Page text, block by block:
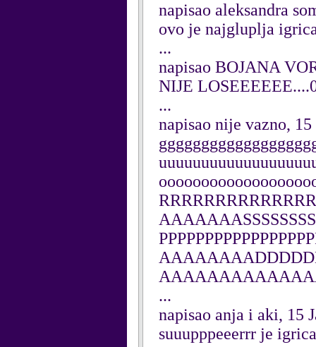
napisao aleksandra
ovo je najgluplja
...
napisao BOJANA
NIJE
...
napisao nije vazno, 15
...
napisao anja i aki, 15
suuupppeeerrr je